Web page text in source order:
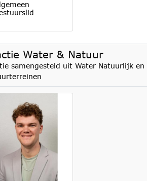
Water & Natuur
samengesteld uit Water Natuurlijk en